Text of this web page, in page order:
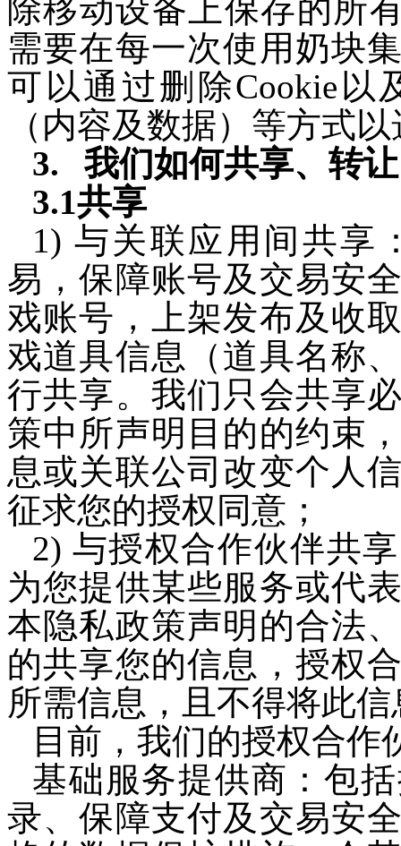
除移动设备上保存的所
需要在每一次使用奶块
可以通过删除Cookie以
（内容及数据）等方式
我们如何共享、转
3.1共享
1) 与关联应用 间共享
易，保障账号及交易安
戏账号，上架发布及收
戏道具信息（道具名称
行共享。我们只会共享
策中所声明目的的约束
息或关联公司改变个人
征求您的授权同意；
2) 与授权合作伙伴共
为您提供某些服务或代
本隐私政策声明的合法
的共享您的信息，授权
所需信息，且不得将此
目前，我们的授权合作
基础服务提供商：包
录、保障支付及交易安